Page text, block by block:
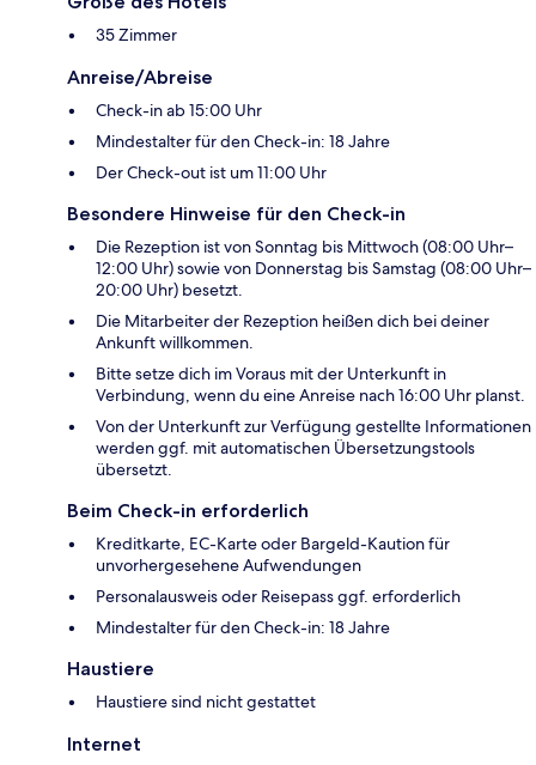
35 Zimmer
Anreise/Abreise
Check-in ab 15:00 Uhr
Mindestalter für den Check-in: 18 Jahre
Der Check-out ist um 11:00 Uhr
Besondere Hinweise für den Check-in
Die Rezeption ist von Sonntag bis Mittwoch (08:00 Uhr–
12:00 Uhr) sowie von Donnerstag bis Samstag (08:00 Uhr–
20:00 Uhr) besetzt.
Die Mitarbeiter der Rezeption heißen dich bei deiner
Ankunft willkommen.
Bitte setze dich im Voraus mit der Unterkunft in
Verbindung, wenn du eine Anreise nach 16:00 Uhr planst.
Von der Unterkunft zur Verfügung gestellte Informationen
werden ggf. mit automatischen Übersetzungstools
übersetzt.
Beim Check-in erforderlich
Kreditkarte, EC-Karte oder Bargeld-Kaution für
unvorhergesehene Aufwendungen
Personalausweis oder Reisepass ggf. erforderlich
Mindestalter für den Check-in: 18 Jahre
Haustiere
Haustiere sind nicht gestattet
Internet